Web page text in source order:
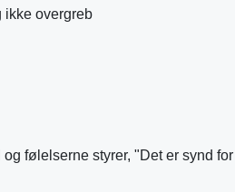
ikke overgreb
følelserne styrer, "Det er synd for